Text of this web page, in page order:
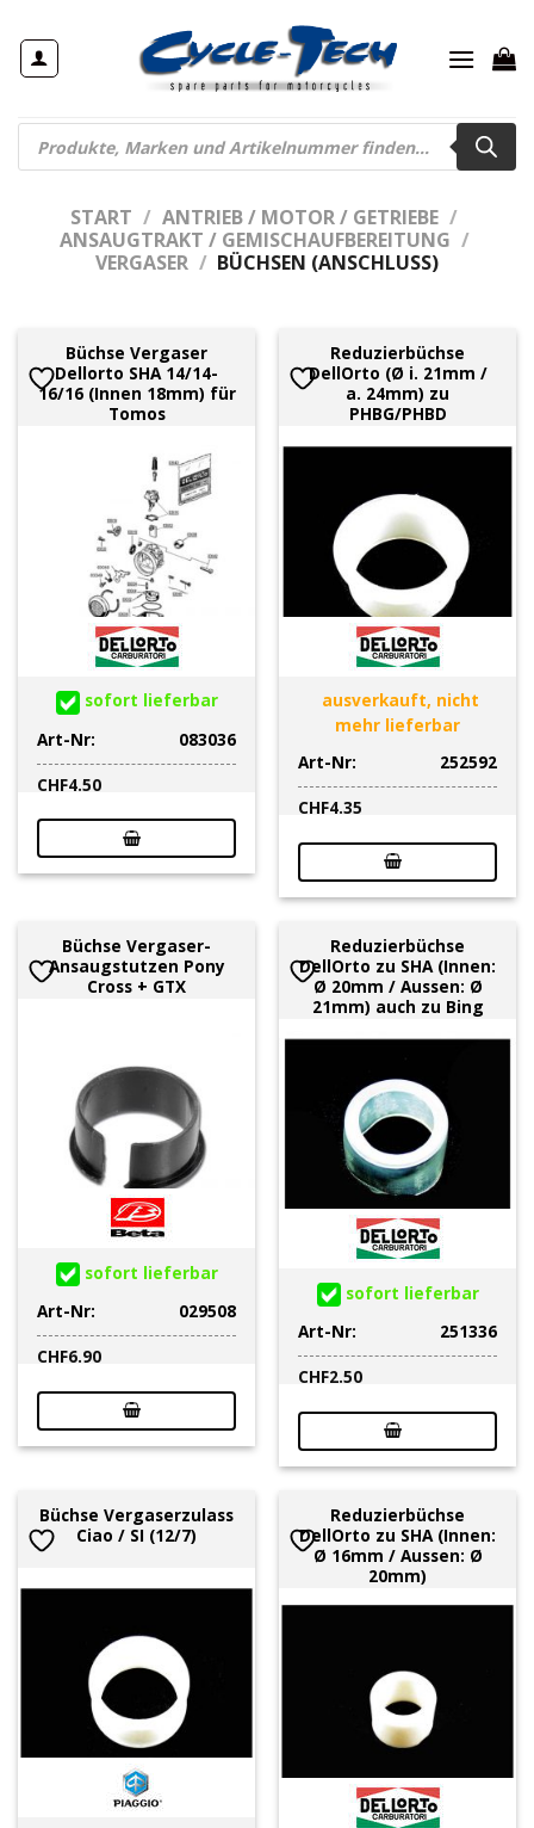
Inhalt
springen
Products
search
START / ANTRIEB / MOTOR / GETRIEBE /
ANSAUGTRAKT / GEMISCHAUFBEREITUNG /
VERGASER / BÜCHSEN (ANSCHLUSS)
Büchse Vergaser
Dellorto SHA 14/14-
16/16 (Innen 18mm) für
Tomos
sofort lieferbar
Art-Nr:
083036
CHF4.50
Reduzierbüchse
DellOrto (Ø i. 21mm /
a. 24mm) zu
PHBG/PHBD
ausverkauft, nicht
mehr lieferbar
Art-Nr:
252592
CHF4.35
Büchse Vergaser-
Ansaugstutzen Pony
Cross + GTX
sofort lieferbar
Art-Nr:
029508
CHF6.90
Reduzierbüchse
DellOrto zu SHA (Innen:
Ø 20mm / Aussen: Ø
21mm) auch zu Bing
sofort lieferbar
Art-Nr:
251336
CHF2.50
Büchse Vergaserzulass
Ciao / SI (12/7)
Reduzierbüchse
DellOrto zu SHA (Innen:
Ø 16mm / Aussen: Ø
20mm)